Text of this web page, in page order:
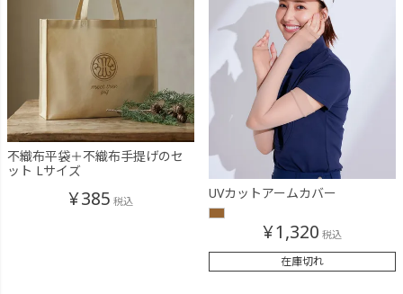
不織布平袋＋不織布手提げのセ
ット Lサイズ
¥385 税込 UVカットアームカバー
¥1,320 税込
在庫切れ